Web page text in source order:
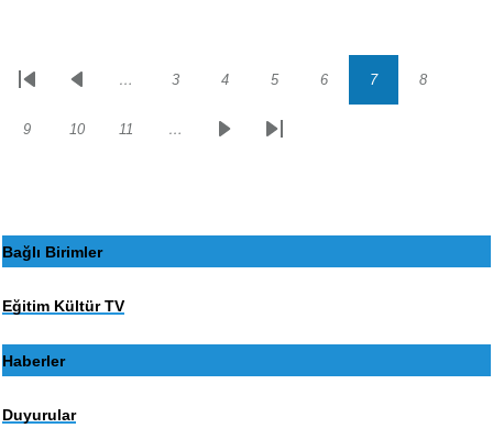
Sayfalama
İlk
Önceki… Sayfa
3 Sayfa
4 Sayfa
5 Sayfa
6 Sayfa
7 Sayfa
8
Sayfa
9 Sayfa
10 Sayfa
11 …
SonrakiSon
Bağlı Birimler
Eğitim Kültür TV
Haberler
Duyurular